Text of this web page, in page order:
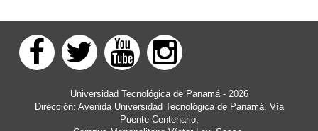
una atención eficaz y eficiente a las sugerencias
y/o quejas que se puedan presentar en el devenir
de su actuación. El objetivo de buzón de
Internet es ofrecer una respuesta ágil a las
manifestaciones de insatisfacción o propuestas de
mejora relacionadas con las diversas actividades
que realiza la Universidad Tecnológica de
Universidad Tecnológica de Panamá - 2026
Dirección: Avenida Universidad Tecnológica de Panamá, Vía
Puente Centenario,